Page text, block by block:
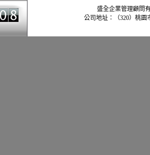
盛全企業管理顧問
公司地址：（320）桃園